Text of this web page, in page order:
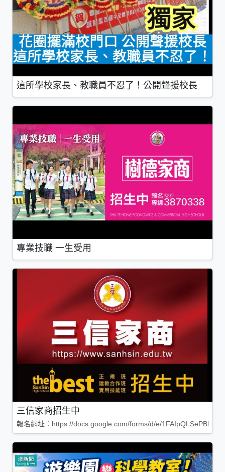
這所學校家長、教職員不忍了！公開聲援校長
專業技職 一生受用
三信家商招生中
報名網址：https://docs.google.com/forms/d/e/